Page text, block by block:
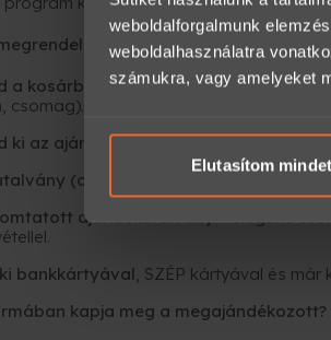
weboldalforgalmunk
weboldalhasználatra
számukra, vagy amelyeket
Elutasítom mindet
3 egyszerű lépésből áll:
a kosárba az élményt, majd válaszd ki
csomag).
ki az ajándékutalvány típusát:
(online)
ajándékutalvány
– elegáns
bankkártyával, SZÉP kártyával és már
kapja meg a megajándékozott?